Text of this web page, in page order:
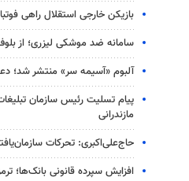
بازیکن خارجی استقلال راهی
سامانه ضد موشکی لیزری؛ از
آلبوم «آسیمه سر» منتشر شد؛
پیام تسلیت رئیس سازمان
مازندرانی
حاج‌علی‌اکبری: تحرکات
افزایش سپرده قانونی بانک‌ها؛